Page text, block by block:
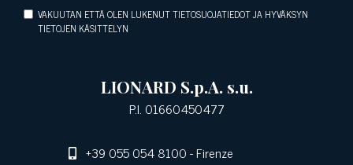
VAKUUTAN ETTÄ OLEN LUKENUT TIETOSUOJATIEDOT JA HYVÄKSYN
TIETOJEN KÄSITTELYN
LIONARD S.p.A. s.u.
P.I. 01660450477
+39 055 054 8100- Firenze